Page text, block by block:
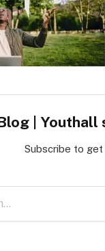
| Youthall
Subscribe to